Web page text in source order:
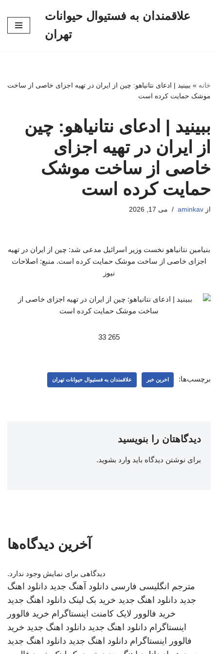
علاقمندان به فستیوال حیوانات
تهران
خانه » ببینید | ادعای نتانیاهو: چین از ایران در تهیه اجزای خاصی از ساخت
موشک حمایت کرده است
ببینید | ادعای نتانیاهو: چین
از ایران در تهیه اجزای
خاصی از ساخت موشک
حمایت کرده است
از aminkav می 17, 2026
بنیامین نتانیاهو نخست وزیر اسرائیل مدعی شد: چین از ایران در تهیه
اجزای خاصی از ساخت موشک حمایت کرده است. منبع: اصلاحات
نیوز
265 33
برچسب‌ها: اخرین خبر علاقمندان به فستیوال حیوانات تهران
دیدگاهتان را بنویسید
برای نوشتن دیدگاه باید وارد بشوید.
آخرین دیدگاه‌ها
دیدگاهی برای نمایش وجود ندارد.
مترجم انگلیسی فارسی دانلود آهنگ جدید دانلود اهنگ
جدید دانلود اهنگ جدید خرید بک لینک دانلود اهنگ جدید
خرید فالوور لایک کامنت اینستاگرام خرید فالوور
اینستاگرام دانلود اهنگ جدید دانلود اهنگ جدید خرید
فالوور اینستاگرام دانلود اهنگ جدید دانلود اهنگ جدید